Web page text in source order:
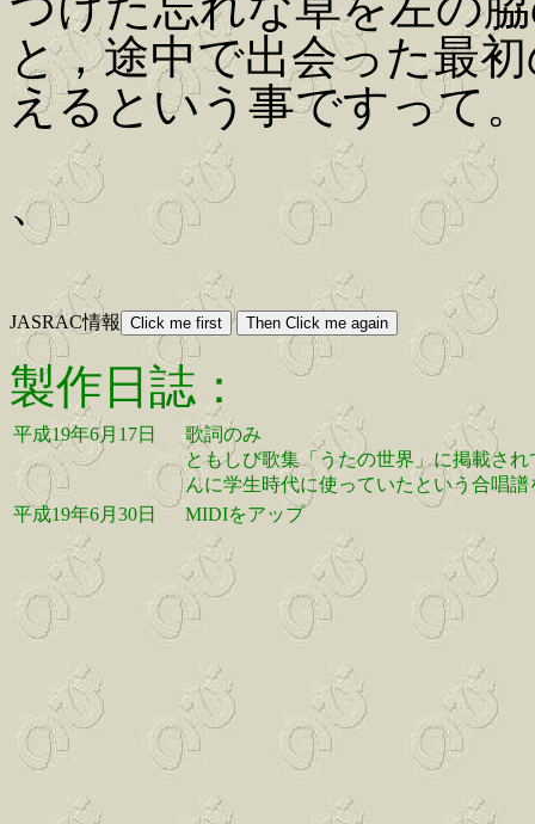
と，途中で出会った最
えるという事ですって。
、
JASRAC情報
製作日誌：
平成19年6月17日
歌詞のみ
ともしび歌集「うたの世界」に掲載さ
んに学生時代に使っていたという合唱
平成19年6月30日
MIDIをアップ